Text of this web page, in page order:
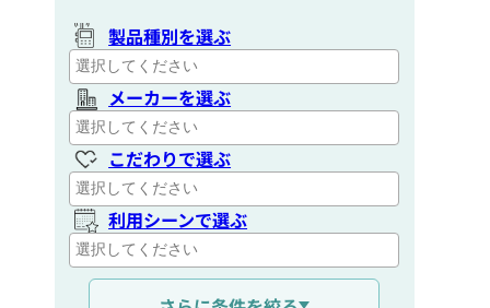
製品種別を選ぶ
メーカーを選ぶ
こだわりで選ぶ
利用シーンで選ぶ
通信距離を選ぶ